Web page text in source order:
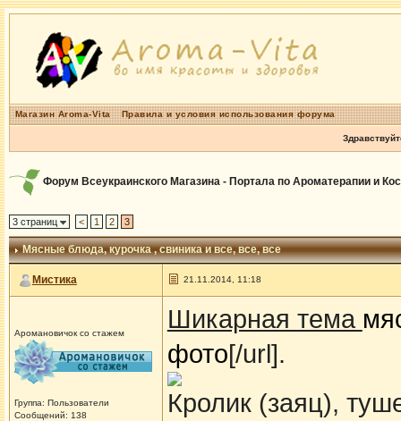
Магазин Aroma-Vita Правила и условия использования форума
Форум Всеукраинского Магазина - Портала по Ароматерапии и
3 страниц < 1 2 3
Мясные блюда, курочка , свиника и все, все, все
Мистика 21.11.2014, 11:18
Аромановичок со стажем
Группа: Пользователи
Сообщений: 138
Шикарная тема
фото[/url].
Кролик (заяц),